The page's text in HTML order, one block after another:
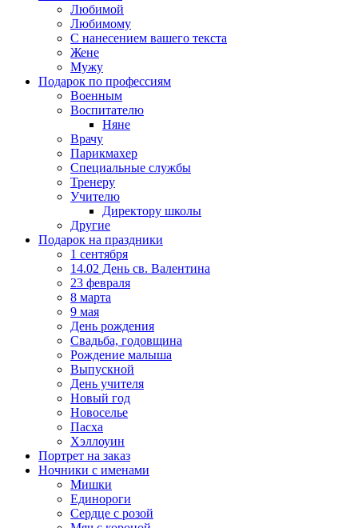
Любимой
Любимому
С нанесением вашего текста
Жене
Мужу
Подарок по профессиям
Военным
Воспитателю
Няне
Врачу
Парикмахер
Специальные службы
Тренеру
Учителю
Директору школы
Другие
Подарок на праздники
1 сентября
14.02 День св. Валентина
23 февраля
8 марта
9 мая
День рождения
Свадьба, годовщина
Рождение малыша
Выпускной
День учителя
Новый год
Новоселье
Пасха
Хэллоуин
Портрет на заказ
Ночники с именами
Мишки
Единороги
Сердце с розой